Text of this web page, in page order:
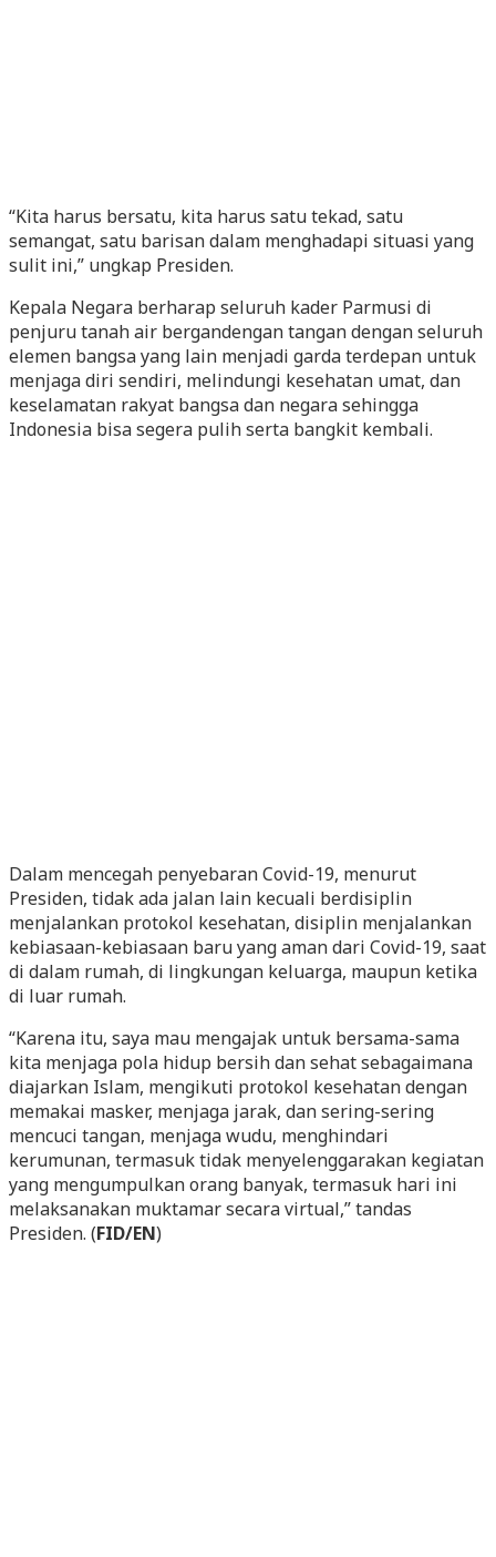
“Kita harus bersatu, kita harus satu tekad, satu
semangat, satu barisan dalam menghadapi situasi yang
sulit ini,” ungkap Presiden.
Kepala Negara berharap seluruh kader Parmusi di
penjuru tanah air bergandengan tangan dengan seluruh
elemen bangsa yang lain menjadi garda terdepan untuk
menjaga diri sendiri, melindungi kesehatan umat, dan
keselamatan rakyat bangsa dan negara sehingga
Indonesia bisa segera pulih serta bangkit kembali.
Dalam mencegah penyebaran Covid-19, menurut
Presiden, tidak ada jalan lain kecuali berdisiplin
menjalankan protokol kesehatan, disiplin menjalankan
kebiasaan-kebiasaan baru yang aman dari Covid-19, saat
di dalam rumah, di lingkungan keluarga, maupun ketika
di luar rumah.
“Karena itu, saya mau mengajak untuk bersama-sama
kita menjaga pola hidup bersih dan sehat sebagaimana
diajarkan Islam, mengikuti protokol kesehatan dengan
memakai masker, menjaga jarak, dan sering-sering
mencuci tangan, menjaga wudu, menghindari
kerumunan, termasuk tidak menyelenggarakan kegiatan
yang mengumpulkan orang banyak, termasuk hari ini
melaksanakan muktamar secara virtual,” tandas
Presiden. (FID/EN)